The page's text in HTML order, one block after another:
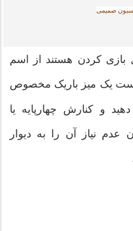
صمیمی
بازی کردن هستند از اسم
نیست یک میز باریک مخصوص
و کنارش چهارپایه یا
نیاز آن را به دیوار